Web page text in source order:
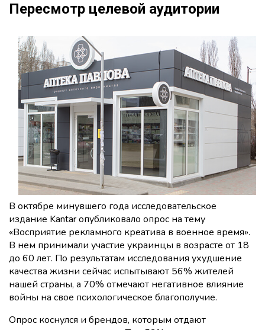
Пересмотр целевой аудитории
В октябре минувшего года исследовательское
издание Kantar опубликовало опрос на тему
«Восприятие рекламного креатива в военное время».
В нем принимали участие украинцы в возрасте от 18
до 60 лет. По результатам исследования ухудшение
качества жизни сейчас испытывают 56% жителей
нашей страны, а 70% отмечают негативное влияние
войны на свое психологическое благополучие.
Опрос коснулся и брендов, которым отдают